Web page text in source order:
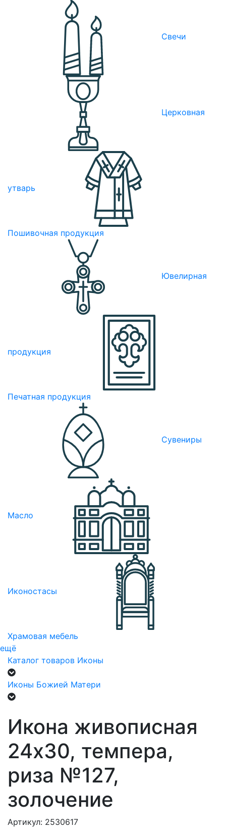
Свечи
Церковная
утварь
Пошивочная продукция
Ювелирная
продукция
Печатная продукция
Сувениры
Масло
Иконостасы
Храмовая мебель
ещё
Каталог товаров Иконы
Иконы Божией Матери
Икона живописная
24х30, темпера,
риза №127,
золочение
Артикул: 2530617